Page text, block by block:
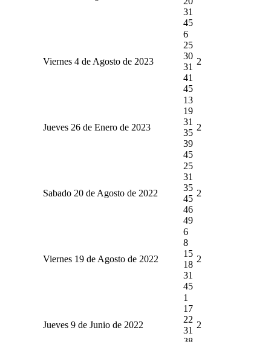
31
45
Viernes 4 de Agosto de 2023
6
25
30
31
41
45
2
Jueves 26 de Enero de 2023
13
19
31
35
39
45
2
Sabado 20 de Agosto de 2022
25
31
35
45
46
49
2
Viernes 19 de Agosto de 2022
6
8
15
18
31
45
2
Jueves 9 de Junio de 2022
1
17
22
31
2